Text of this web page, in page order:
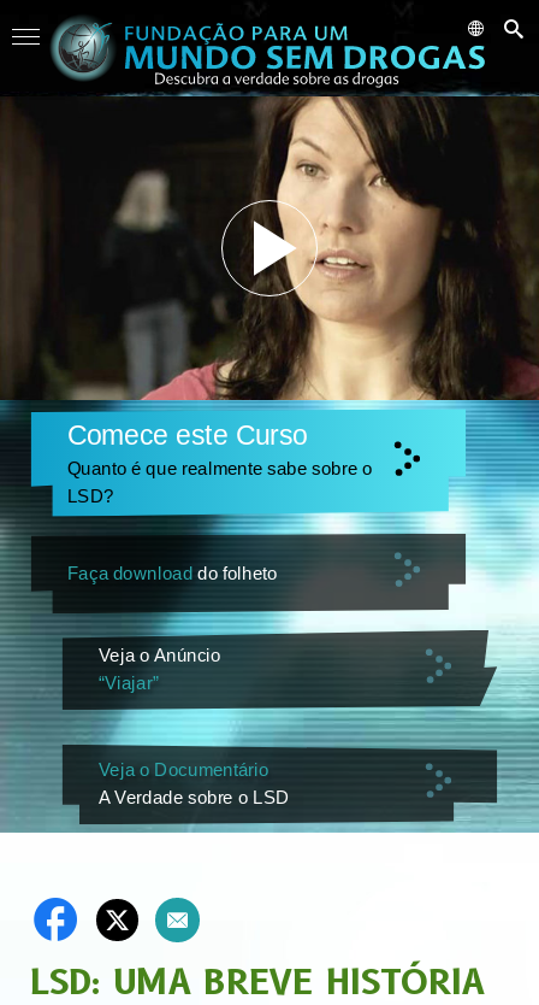
Comece este Curso
Quanto é que realmente sabe sobre o
LSD?
Faça downloaddo folheto
Veja o Anúncio
“Viajar”
Veja o Documentário
A Verdade sobre o LSD
LSD: UMA BREVE HISTÓRIA